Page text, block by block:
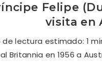
Felipe
visita en
lectura estimado: 1
Britannia en 1956 a